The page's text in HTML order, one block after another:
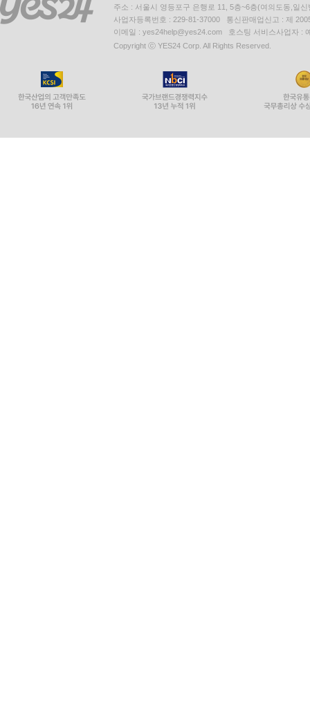
주소 : 서울시 영등포구 은행로 11, 5층~6층(여의도동,일신
사업자등록번호 : 229-81-37000 통신판매업신고 : 제
이메일 : yes24help@yes24.com 호스팅 서비스사업자 :
Copyright ⓒ YES24 Corp. All Rights Reserved.